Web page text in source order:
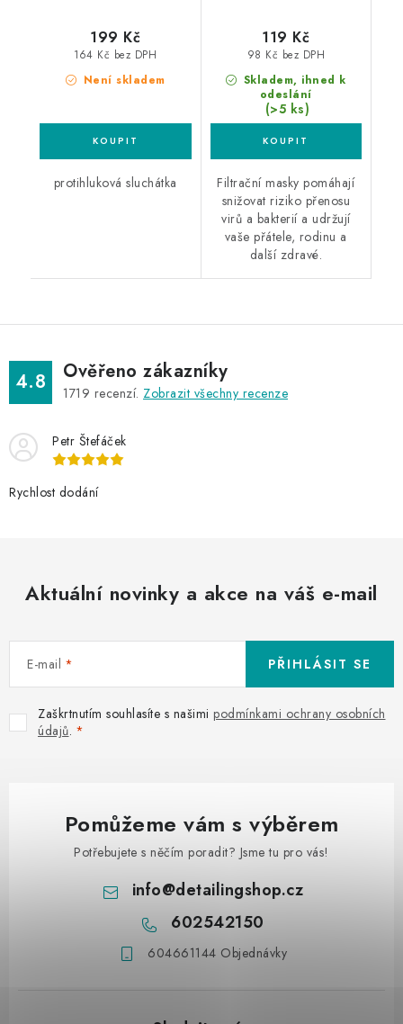
Není skladem
164 Kč bez DPH
199 Kč
protihluková sluchátka
Skladem, ihned k
odeslání
(>5 ks)
98 Kč bez DPH
119 Kč
Filtrační masky pomáhají
snižovat riziko přenosu
virů a bakterií a udržují
vaše přátele, rodinu a
další zdravé.
4.8 Ověřeno zákazníky
1719 recenzí. Zobrazit všechny recenze
Petr Štefáček
Rychlost dodání
Aktuální novinky a akce na váš e-mail
E-mail
Zaškrtnutím souhlasíte s našimi podmínkami ochrany osobních
údajů.
PŘIHLÁSIT SE
Pomůžeme vám s výběrem
Potřebujete s něčím poradit? Jsme tu pro vás!
info@detailingshop.cz
602542150
604661144 Objednávky